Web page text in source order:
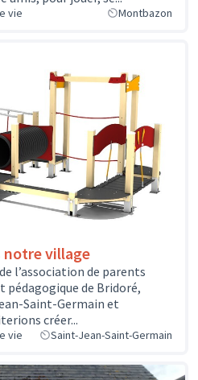
vie Montbazon
notre village
l’association de parents
pédagogique de Bridoré,
Saint-Germain et
créer...
vie Saint-Jean-Saint-Germain